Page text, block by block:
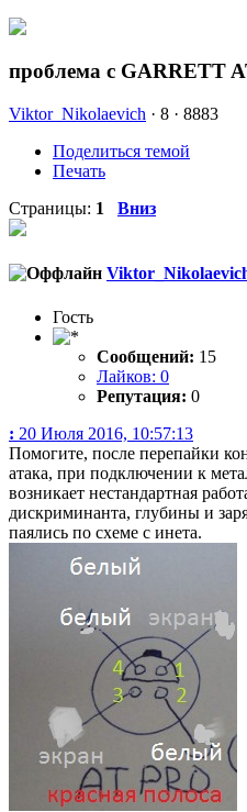
проблема с GARRETT
Viktor_Nikolaevich · 8 · 8883
Поделиться темой
Печать
Страницы: 1 Вниз
Гость
Сообщений: 15
Лайков: 0
Репутация: 0
: 20 Июля 2016, 10:57:13
Помогите, после перепайки
атака, при подключении к
возникает нестандартная
дискриминанта, глубины и
паялись по схеме с инета.